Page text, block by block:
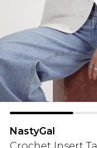
NastyGal